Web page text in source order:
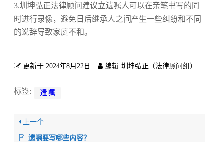
3.圳坤弘正法律顾问建议立遗嘱人可以在亲笔书写的同
时进行录像，避免日后继承人之间产生一些纠纷和不同
的说辞导致家庭不和。
更新于 2024年8月22日 编辑 圳坤弘正（法律顾问组）
标签: 遗嘱
上一个
遗嘱要写哪些内容？